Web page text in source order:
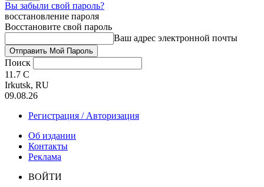
Вы забыли свой пароль?
восстановление пароля
Восстановите свой пароль
Ваш адрес электронной почты
Поиск
11.7 C
Irkutsk, RU
09.08.26
Регистрация / Авторизация
Об издании
Контакты
Реклама
ВОЙТИ